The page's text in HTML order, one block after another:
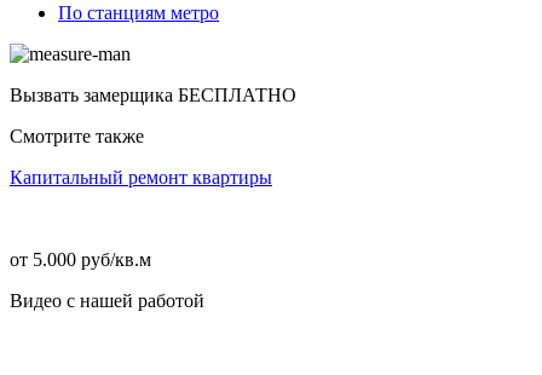
По станциям метро
Вызвать замерщика БЕСПЛАТНО
Смотрите также
Капитальный ремонт квартиры
от 5.000 руб/кв.м
Видео с нашей работой